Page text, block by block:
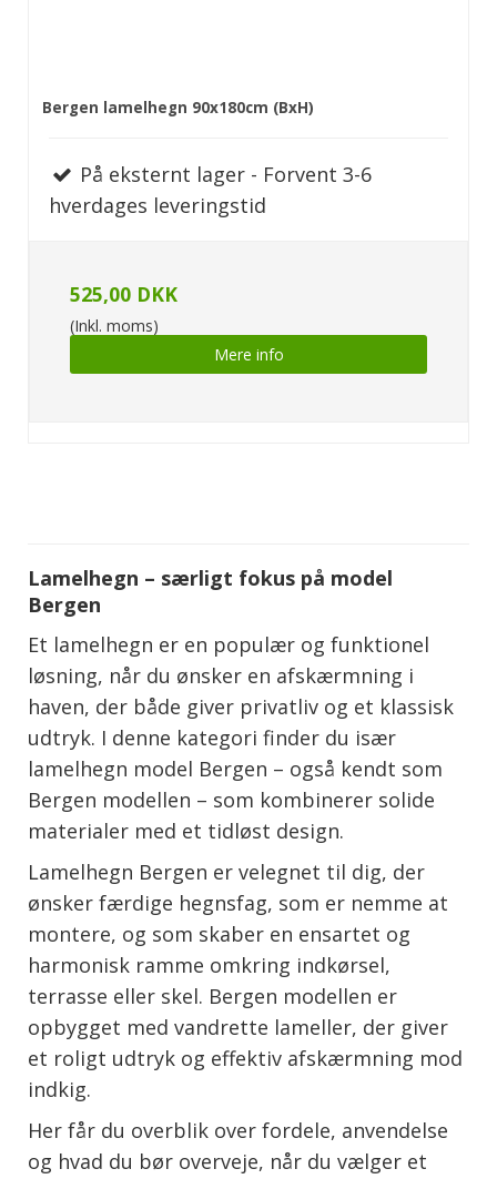
Bergen lamelhegn 90x180cm (BxH)
På eksternt lager - Forvent 3-6
hverdages leveringstid
525,00 DKK
(Inkl. moms)
Mere info
Lamelhegn – særligt fokus på model
Bergen
Et lamelhegn er en populær og funktionel
løsning, når du ønsker en afskærmning i
haven, der både giver privatliv og et klassisk
udtryk. I denne kategori finder du især
lamelhegn model Bergen – også kendt som
Bergen modellen – som kombinerer solide
materialer med et tidløst design.
Lamelhegn Bergen er velegnet til dig, der
ønsker færdige hegnsfag, som er nemme at
montere, og som skaber en ensartet og
harmonisk ramme omkring indkørsel,
terrasse eller skel. Bergen modellen er
opbygget med vandrette lameller, der giver
et roligt udtryk og effektiv afskærmning mod
indkig.
Her får du overblik over fordele, anvendelse
og hvad du bør overveje, når du vælger et